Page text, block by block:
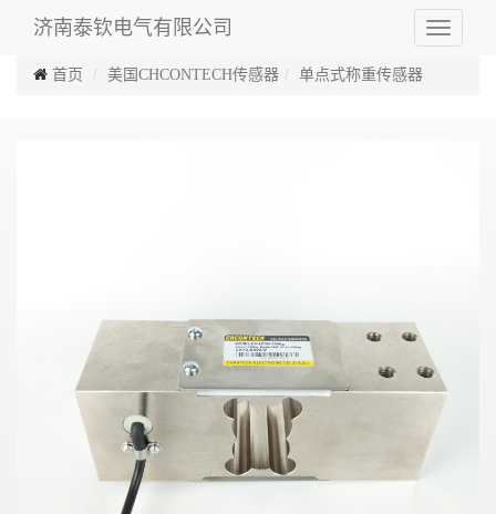
济南泰钦电气有限公司
Toggle
首页
美国CHCONTECH传感器 单点式称重传感器